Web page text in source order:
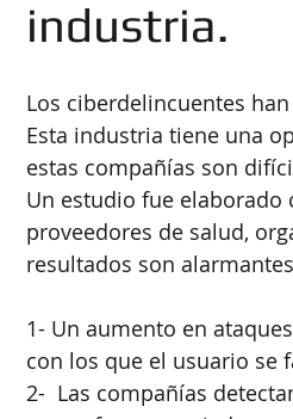
industria.
Los ciberdelincuentes
Esta industria tiene una
estas compañías son
Un estudio fue
proveedores de salud,
resultados son
1- Un aumento en
con los que el usuario se
2-  Las compañías